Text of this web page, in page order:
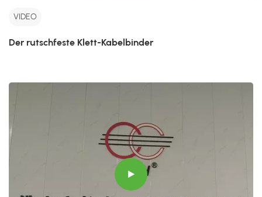
VIDEO
Der rutschfeste Klett-Kabelbinder